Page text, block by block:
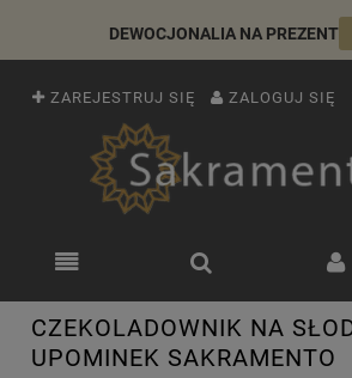
DEWOCJONALIA NA PREZENT
ZAREJESTRUJ SIĘ ZALOGUJ SIĘ
CZEKOLADOWNIK NA
UPOMINEK SAKRAMENTO